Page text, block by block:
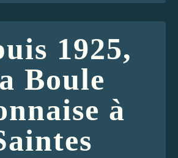
1925,
Boule
à